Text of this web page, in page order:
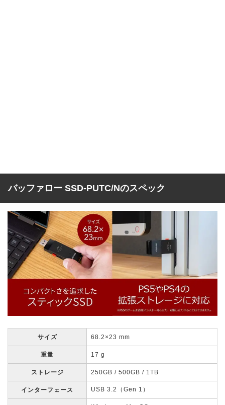
バッファロー SSD-PUTC/Nのスペック
サイズ 68.2×23 mm
重量 17 g
ストレージ 250GB / 500GB / 1TB
インターフェース USB 3.2（Gen 1）